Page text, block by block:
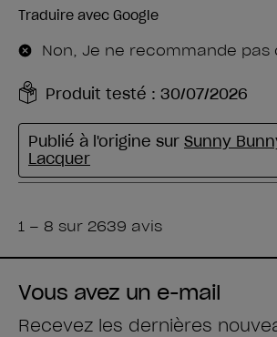
Vous avez un e-mail
Recevez les dernières